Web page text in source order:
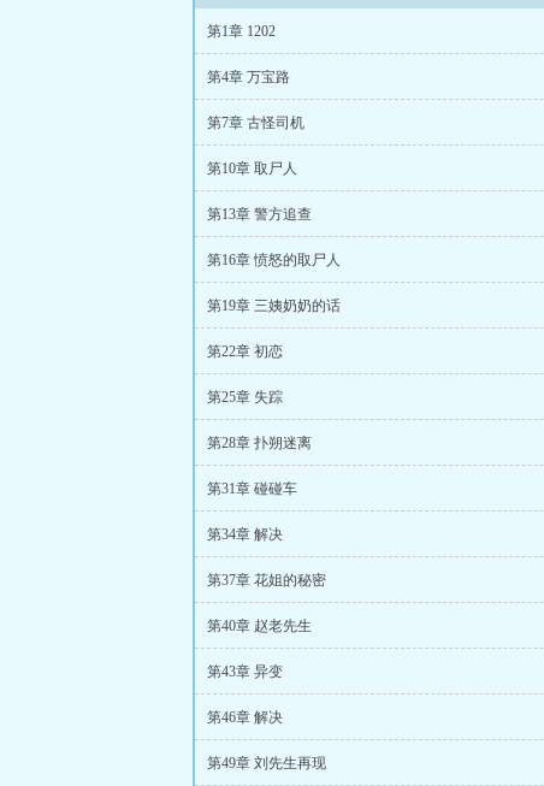
第1章 1202
第4章 万宝路
第7章 古怪司机
第10章 取尸人
第13章 警方追查
第16章 愤怒的取尸人
第19章 三姨奶奶的话
第22章 初恋
第25章 失踪
第28章 扑朔迷离
第31章 碰碰车
第34章 解决
第37章 花姐的秘密
第40章 赵老先生
第43章 异变
第46章 解决
第49章 刘先生再现